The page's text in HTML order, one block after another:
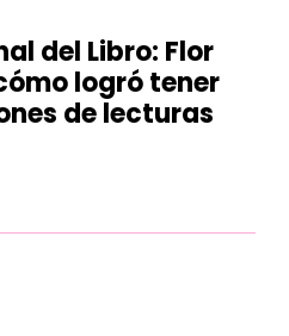
del Libro: Flor
logró tener
de lecturas